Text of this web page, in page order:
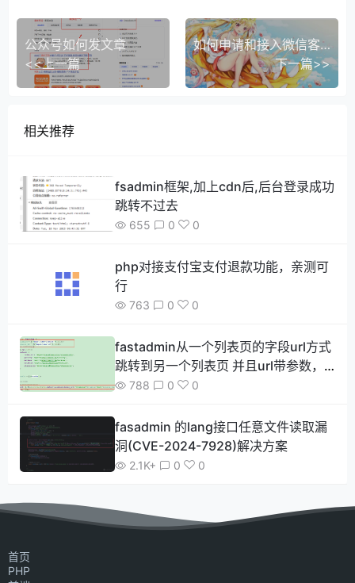
公众号如何发文章
<<上一篇
如何申请和接入微信客服
下一篇>>
相关推荐
fsadmin框架,加上cdn后,后台登录成功
跳转不过去
655 0 0
php对接支付宝支付退款功能，亲测可
行
763 0 0
fastadmin从一个列表页的字段url方式
跳转到另一个列表页 并且url带参数，
如何做到参数传递 并且达到框架自带的
788 0 0
fasadmin 的lang接口任意文件读取漏
洞(CVE-2024-7928)解决方案
2.1K+ 0 0
首页
PHP